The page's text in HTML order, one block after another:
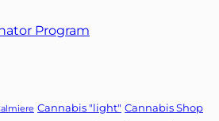
Program
Cannabis "light" Cannabis Shop